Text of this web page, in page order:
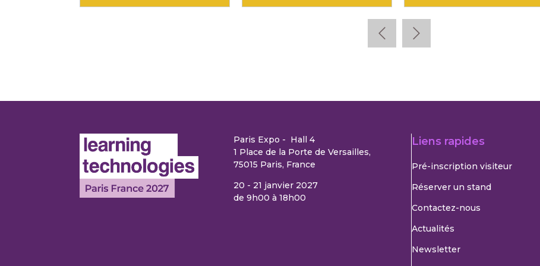
Paris Expo - Hall 4
1 Place de la Porte de Versailles,
75015 Paris, France
20 - 21 janvier 2027
de 9h00 à 18h00
Liens rapides
Pré-inscription visiteur
Réserver un stand
Contactez-nous
Actualités
Newsletter